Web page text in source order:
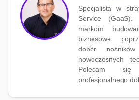
Specjalista w
Service
markom
biznesowe
dobór
nowoczesnych
Polecam
profesjonalnego